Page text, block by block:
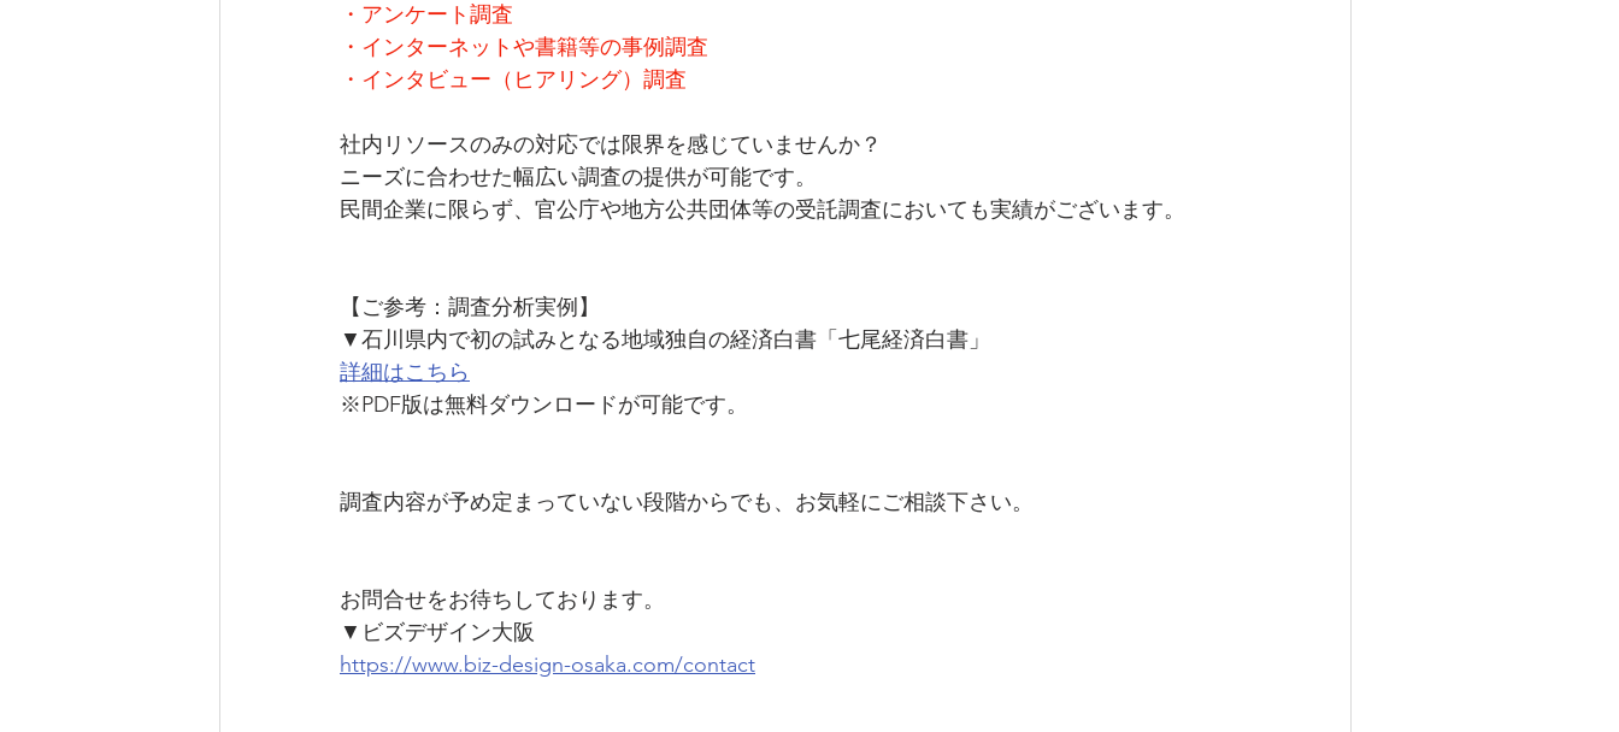
・アンケート調査
・インターネットや書籍等の事例調査
・インタビュー（ヒアリング）調査
社内リソースのみの対応では限界を感じていませんか？
ニーズに合わせた幅広い調査の提供が可能です。
民間企業に限らず、官公庁や地方公共団体等の受託調査においても実績がございます。
【ご参考：調査分析実例】
▼石川県内で初の試みとなる地域独自の経済白書「七尾経済白書」
詳細はこちら
※PDF版は無料ダウンロードが可能です。
調査内容が予め定まっていない段階からでも、お気軽にご相談下さい。
お問合せをお待ちしております。
▼ビズデザイン大阪
https://www.biz-design-osaka.com/contact